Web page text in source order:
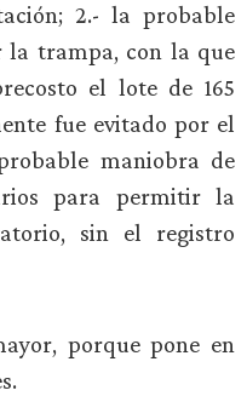
2.- la probable
la trampa, con la que
el lote de 165
fue evitado por el
maniobra de
para permitir la
sin el registro
porque pone en